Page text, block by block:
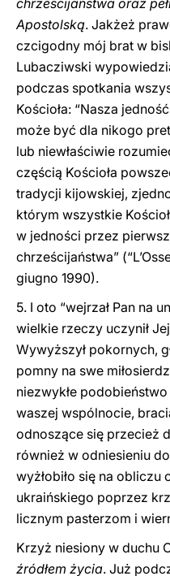
chrześcijaństwa oraz
Apostolską. Jakżeż
czcigodny mój brat w
Lubacziwski
podczas spotkania
Kościoła: “Nasza
może być dla nikogo
lub niewłaściwie
częścią Kościoła
tradycji kijowskiej,
którym wszystkie
w jedności przez
chrześcijaństwa”
giugno 1990).
5. I oto “wejrzał Pan na
wielkie rzeczy uczynił
Wywyższył pokornych,
pomny na swe
niezwykłe
waszej wspólnocie,
odnoszące się przecież
również w odniesieniu
wyżłobiło się na
ukraińskiego poprzez
licznym pasterzom i
Krzyż niesiony w duchu
źródłem życia. Już